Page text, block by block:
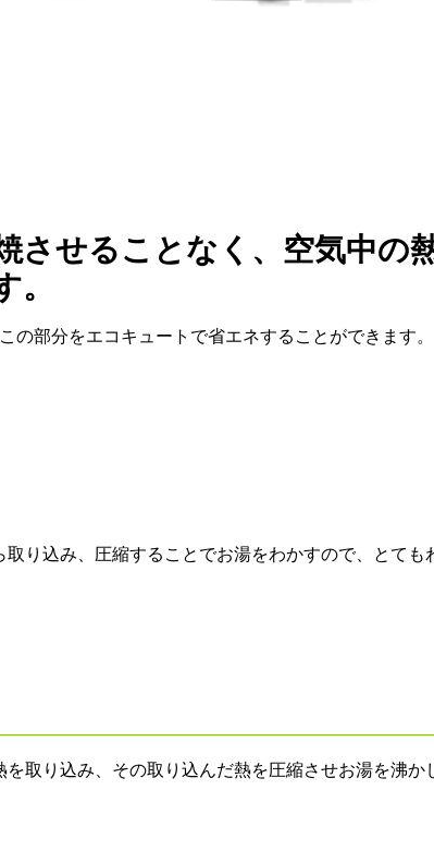
させることなく、空気中の
部分をエコキュートで省エネすることができます。
り込み、圧縮することでお湯をわかすので、とても
取り込み、その取り込んだ熱を圧縮させお湯を沸か